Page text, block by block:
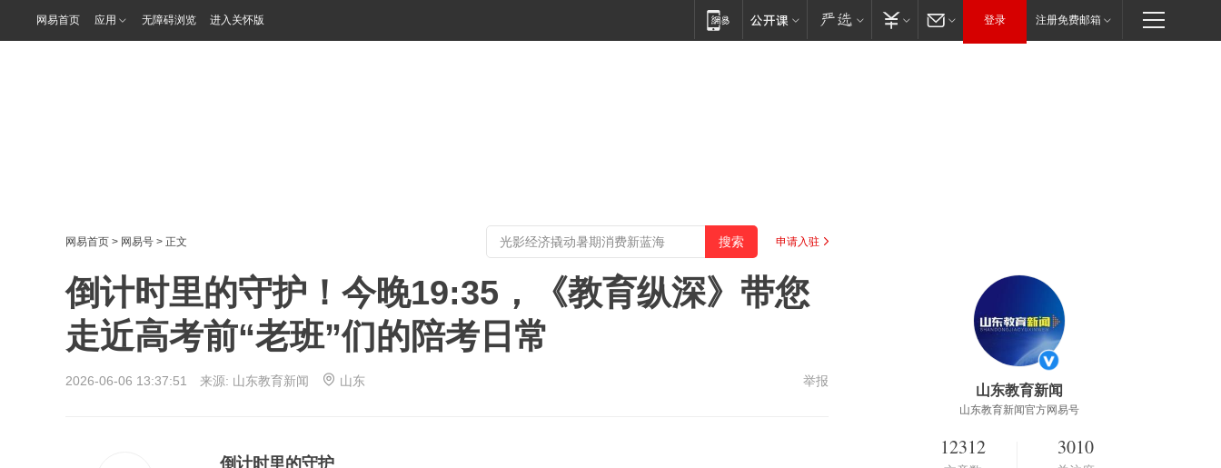
网易首页 应用 无障碍浏览 进入关怀版 登录 注册免费邮箱
网易首页 > 网易号 > 正文 申请入驻
倒计时里的守护！今晚19:35，《教育纵深》带您
走近高考前“老班”们的陪考日常
2026-06-06 13:37:51 来源: 山东教育新闻 山东 举报
倒计时里的守护
山东教育新闻
山东教育新闻官方网易号
12312 3010